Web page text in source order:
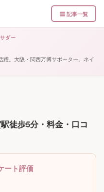
☰ 記事一覧
ダー
躍。大阪・関西万博サポーター。ネイ
徒歩5分・料金・口コ
ート評価